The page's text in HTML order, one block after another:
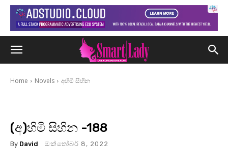
Home Novels අහිමි සිහින
(අ)හිමි සිහින -188
By David ඔක්තෝබර් 8, 2022